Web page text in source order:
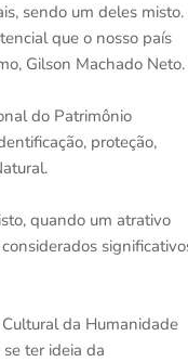
sendo um deles misto.
que o nosso país
Gilson Machado Neto.
do Patrimônio
proteção,
quando um atrativo
da Humanidade
ter ideia da